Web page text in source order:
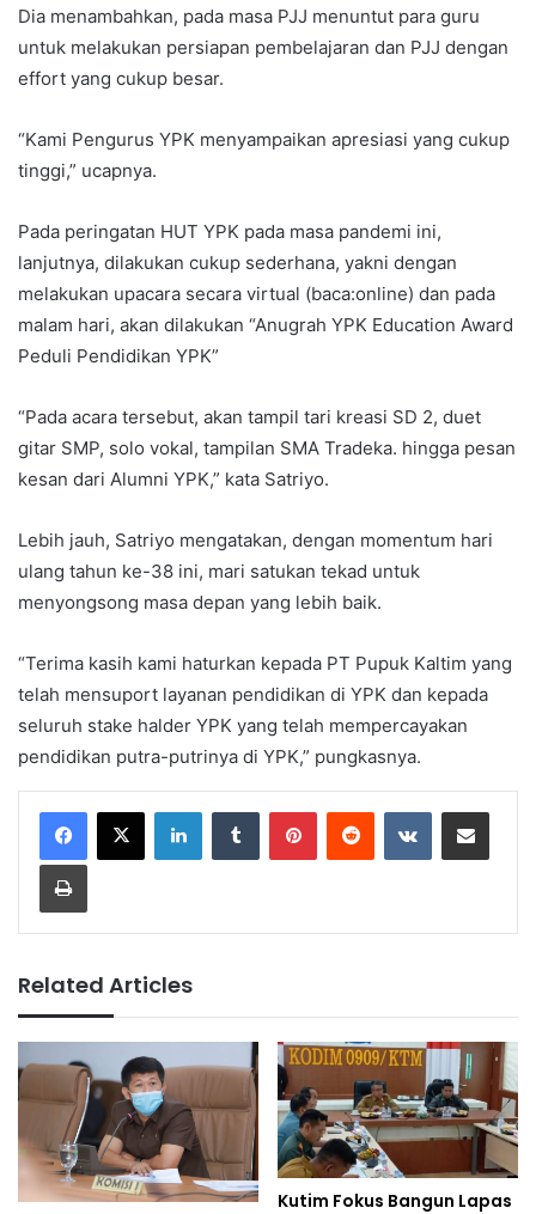
Dia menambahkan, pada masa PJJ menuntut para guru
untuk melakukan persiapan pembelajaran dan PJJ dengan
effort yang cukup besar.
“Kami Pengurus YPK menyampaikan apresiasi yang cukup
tinggi,” ucapnya.
Pada peringatan HUT YPK pada masa pandemi ini,
lanjutnya, dilakukan cukup sederhana, yakni dengan
melakukan upacara secara virtual (baca:online) dan pada
malam hari, akan dilakukan “Anugrah YPK Education Award
Peduli Pendidikan YPK”
“Pada acara tersebut, akan tampil tari kreasi SD 2, duet
gitar SMP, solo vokal, tampilan SMA Tradeka. hingga pesan
kesan dari Alumni YPK,” kata Satriyo.
Lebih jauh, Satriyo mengatakan, dengan momentum hari
ulang tahun ke-38 ini, mari satukan tekad untuk
menyongsong masa depan yang lebih baik.
“Terima kasih kami haturkan kepada PT Pupuk Kaltim yang
telah mensuport layanan pendidikan di YPK dan kepada
seluruh stake halder YPK yang telah mempercayakan
pendidikan putra-putrinya di YPK,” pungkasnya.
LinkedInTumblr PinterestReddit VKontakteShare via Email
Print
Related Articles
Kutim Fokus Bangun Lapas